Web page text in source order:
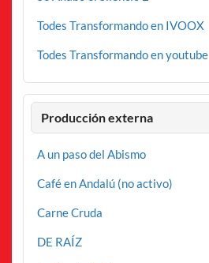
Todes Transformando en IVOOX
Todes Transformando en youtube
Producción externa
A un paso del Abismo
Café en Andalú (no activo)
Carne Cruda
DE RAÍZ